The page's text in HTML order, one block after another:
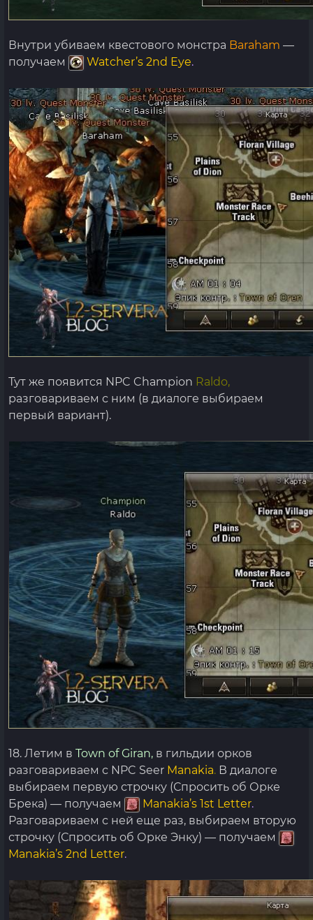
Внутри убиваем квестового монстра Baraham —
получаем
Watcher’s 2nd Eye.
Тут же появится NPC Champion Raldo,
разговариваем с ним (в диалоге выбираем
первый вариант).
18. Летим в Town of Giran, в гильдии орков
разговариваем с NPC Seer Manakia. В диалоге
выбираем первую строчку (Спросить об Орке
Брека) — получаем
Manakia’s 1st Letter.
Разговариваем с ней еще раз, выбираем вторую
строчку (Спросить об Орке Энку) — получаем
Manakia’s 2nd Letter.